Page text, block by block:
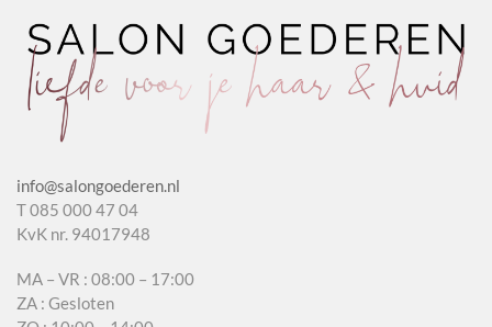
info@salongoederen.nl
T 085 000 47 04
KvK nr. 94017948
MA – VR : 08:00 – 17:00
ZA : Gesloten